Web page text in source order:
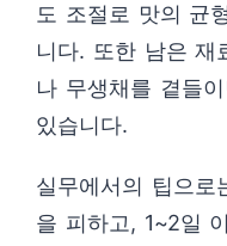
도 조절로 맛의 균
니다. 또한 남은 재
나 무생채를 곁들
있습니다.
실무에서의 팁으
을 피하고, 1~2일